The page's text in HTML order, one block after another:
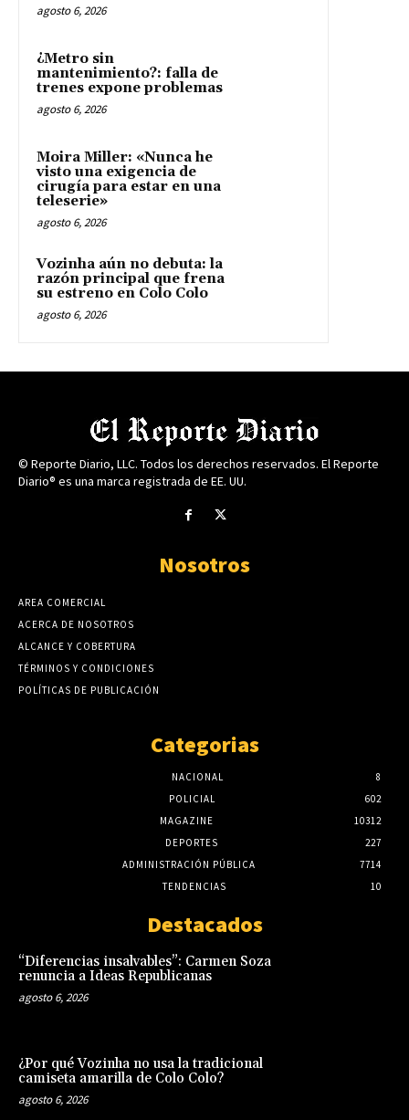
agosto 6, 2026
¿Metro sin
mantenimiento?: falla de
trenes expone problemas
agosto 6, 2026
Moira Miller: «Nunca he
visto una exigencia de
cirugía para estar en una
teleserie»
agosto 6, 2026
Vozinha aún no debuta: la
razón principal que frena
su estreno en Colo Colo
agosto 6, 2026
© Reporte Diario, LLC. Todos los derechos reservados. El Reporte
Diario® es una marca registrada de EE. UU.
Nosotros
AREA COMERCIAL
ACERCA DE NOSOTROS
ALCANCE Y COBERTURA
TÉRMINOS Y CONDICIONES
POLÍTICAS DE PUBLICACIÓN
Categorias
NACIONAL
8
POLICIAL
602
MAGAZINE
10312
DEPORTES
227
ADMINISTRACIÓN PÚBLICA
7714
TENDENCIAS
10
Destacados
“Diferencias insalvables”: Carmen Soza
renuncia a Ideas Republicanas
agosto 6, 2026
¿Por qué Vozinha no usa la tradicional
camiseta amarilla de Colo Colo?
agosto 6, 2026